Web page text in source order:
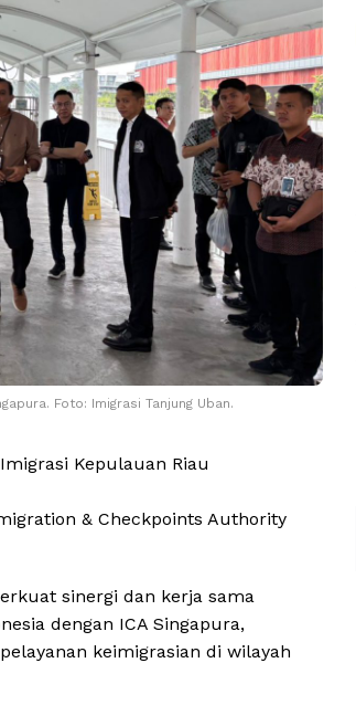
Foto: Imigrasi Tanjung Uban.
Kepulauan Riau
& Checkpoints Authority
sinergi dan kerja sama
dengan ICA Singapura,
keimigrasian di wilayah